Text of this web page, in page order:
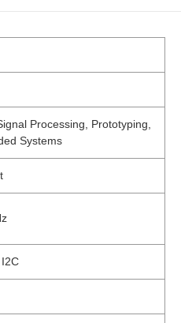
Processing, Prototyping,
Systems